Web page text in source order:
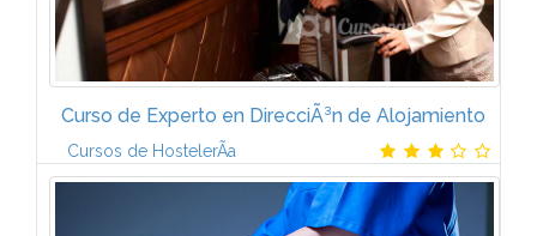
Curso de Experto en DirecciÃ³n de Alojamiento
Cursos de HostelerÃ­a
PresentaciÃ³nUna de la actividad mÃ¡s productiva
para el establecimiento hotelero es la que